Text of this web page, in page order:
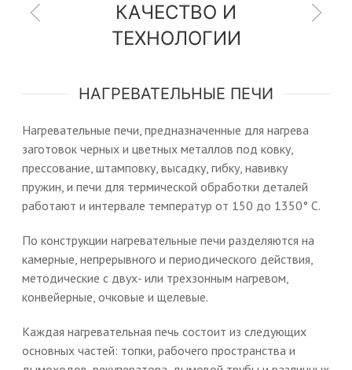
КАЧЕСТВО И
ТЕХНОЛОГИИ
НАГРЕВАТЕЛЬНЫЕ ПЕЧИ
Нагревательные печи, предназначенные для нагрева
заготовок черных и цветных металлов под ковку,
прессование, штамповку, высадку, гибку, навивку
пружин, и печи для термической обработки деталей
работают и интервале температур от 150 до 1350° С.
По конструкции нагревательные печи разделяются на
камерные, непрерывного и периодического действия,
методические с двух- или трехзонным нагревом,
конвейерные, очковые и щелевые.
Каждая нагревательная печь состоит из следующих
основных частей: топки, рабочего пространства и